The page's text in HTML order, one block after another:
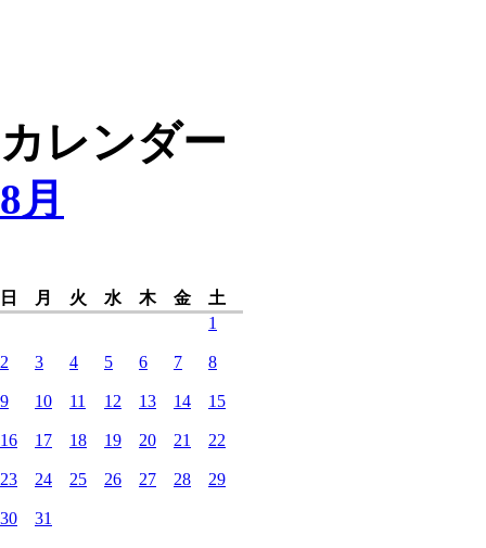
カレンダー
8月
日 月 火 水 木 金
土
1
2 3 4 5 6 7 8
9 10 11 12 13 14 15
16 17 18 19 20 21 22
23 24 25 26 27 28 29
30 31